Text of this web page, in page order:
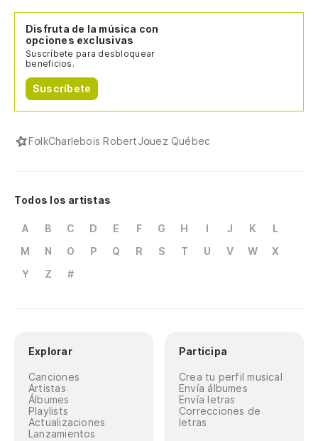
Disfruta de la música con
opciones exclusivas
Suscríbete para desbloquear
beneficios.
Suscríbete
FolkCharlebois RobertJouez Québec
Todos los artistas
A B C D E F G H I J K
L
M
N O P Q R S T U V W
X
Y
Z #
Explorar
Canciones
Artistas
Álbumes
Playlists
Actualizaciones
Lanzamientos
Participa
Crea tu perfil musical
Envía álbumes
Envía letras
Correcciones de
letras